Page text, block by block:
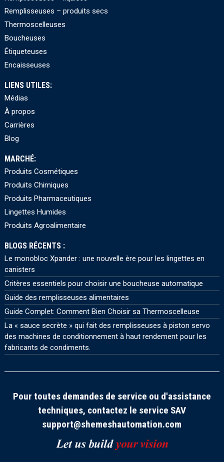
Remplisseuses – produits secs
Thermoscelleuses
Boucheuses
Étiqueteuses
Encaisseuses
LIENS UTILES:
Médias
À propos
Carrières
Blog
MARCHÉ:
Produits Cosmétiques
Produits Chimiques
Produits Pharmaceutiques
Lingettes Humides
Produits Agroalimentaire
BLOGS RÉCENTS :
Le monobloc Xpander : une nouvelle ère pour les lingettes en
canisters
Critères essentiels pour choisir une boucheuse automatique
Guide des remplisseuses alimentaires
Guide Complet: Comment Bien Choisir sa Thermoscelleuse
La « sauce secrète » qui fait des remplisseuses à piston servo
des machines de conditionnement à haut rendement pour les
fabricants de condiments.
Pour toutes demandes de service ou d'assistance
techniques, contactez le service SAV
support@shemeshautomation.com